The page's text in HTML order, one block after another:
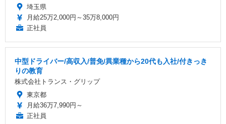
埼玉県
月給25万2,000円～35万8,000円
正社員
中型ドライバー/高収入/普免/異業種から20代も入社/付きっき
りの教育
株式会社トランス・グリップ
東京都
月給36万7,990円～
正社員